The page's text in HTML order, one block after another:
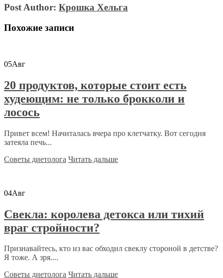
Post Author: Крошка Хельга
Похожие записи
05Авг
20 продуктов, которые стоит есть
худеющим: не только брокколи и
лосось
Привет всем! Начиталась вчера про клетчатку. Вот сегодня
затеяла печь...
Советы диетолога Читать дальше
04Авг
Свекла: королева детокса или тихий
враг стройности?
Признавайтесь, кто из вас обходил свеклу стороной в детстве?
Я тоже. А зря....
Советы диетолога Читать дальше